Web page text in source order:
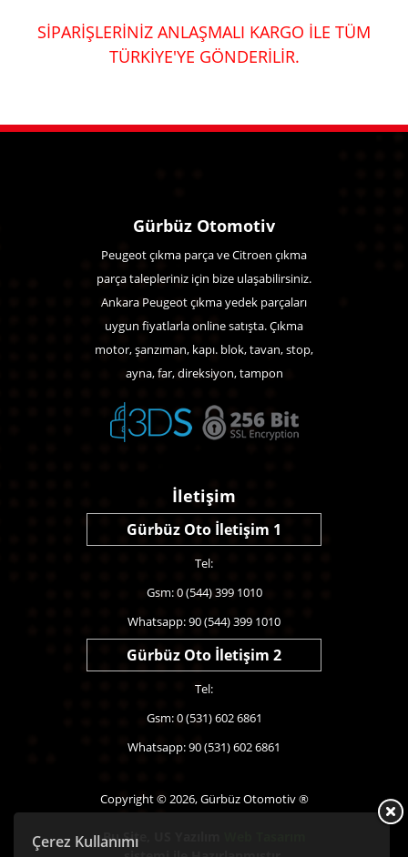
SİPARİŞLERİNİZ ANLAŞMALI KARGO İLE TÜM
TÜRKİYE'YE GÖNDERİLİR.
Çerez Kullanımı
Gürbüz Otomotiv
Peugeot çıkma parça ve Citroen çıkma
parça talepleriniz için bize ulaşabilirsiniz.
Ankara Peugeot çıkma yedek parçaları
uygun fiyatlarla online satışta. Çıkma
motor, şanzıman, kapı. blok, tavan, stop,
ayna, far, direksiyon, tampon
İletişim
Gürbüz Oto İletişim 1
Tel:
Gsm: 0 (544) 399 1010
Whatsapp: 90 (544) 399 1010
Gürbüz Oto İletişim 2
Tel:
Gsm: 0 (531) 602 6861
Whatsapp: 90 (531) 602 6861
Copyright © 2026, Gürbüz Otomotiv ®
Bu Site,